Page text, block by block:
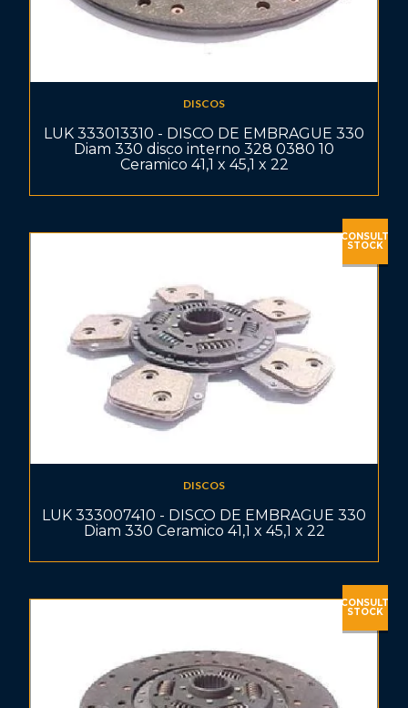
DISCOS
LUK 333013310 - DISCO DE EMBRAGUE 330
Diam 330 disco interno 328 0380 10
Ceramico 41,1 x 45,1 x 22
CONSULT
STOCK
DISCOS
LUK 333007410 - DISCO DE EMBRAGUE 330
Diam 330 Ceramico 41,1 x 45,1 x 22
CONSULT
STOCK